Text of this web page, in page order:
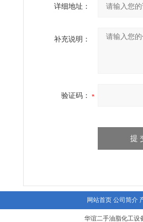
详细地址：
补充说明：
验证码：
网站首页 公司简介
华谊二手油脂化工设